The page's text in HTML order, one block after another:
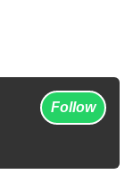
Follow